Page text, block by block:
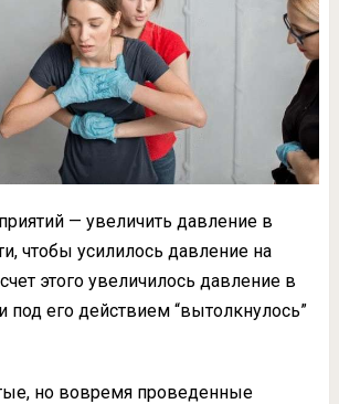
— увеличить давление в
чтобы усилилось давление на
этого увеличилось давление в
под его действием “вытолкнулось”
но вовремя проведенные